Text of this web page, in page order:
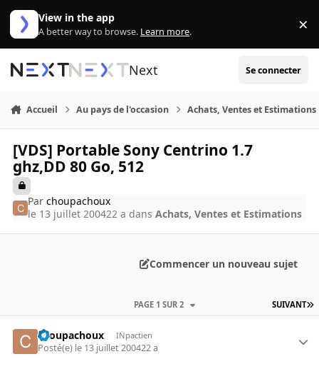
Aller au contenu
View in the app
A better way to browse. Learn more. ×
Next Se connecter
Accueil Au pays de l'occasion Achats, Ventes et Estimations
[VDS] Portable Sony Centrino 1.7
ghz,DD 80 Go, 512
Parchoupachoux
le 13 juillet 200422 a dansAchats, Ventes et Estimations
Commencer un nouveau sujet
SUIVANT
PAGE 1 SUR 2
choupachoux INpactien
Posté(e) le 13 juillet 200422 a